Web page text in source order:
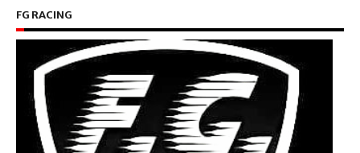
FG RACING